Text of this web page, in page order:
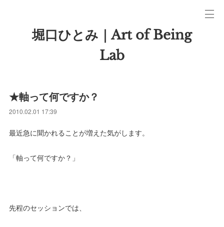
堀口ひとみ｜Art of Being
Lab
★軸って何ですか？
2010.02.01 17:39
最近急に聞かれることが増えた気がします。
「軸って何ですか？」
先程のセッションでは、